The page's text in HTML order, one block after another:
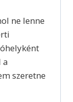
ne lenne
a
szeretne